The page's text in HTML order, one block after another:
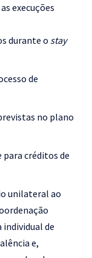
execuções
durante o stay
de
no plano
créditos de
unilateral ao
de
e,